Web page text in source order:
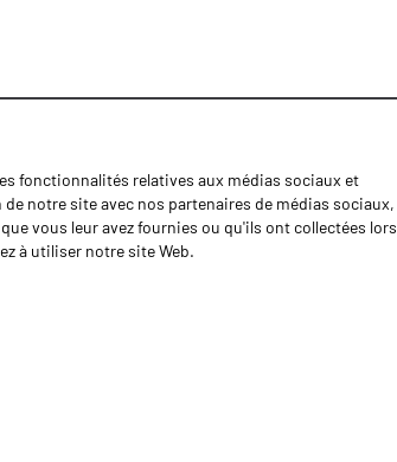
fonctionnalités relatives aux médias sociaux et
notre site avec nos partenaires de médias sociaux,
vous leur avez fournies ou qu'ils ont collectées lors
à utiliser notre site Web.
Nouvelles
Contactos
Cahiers de doléances